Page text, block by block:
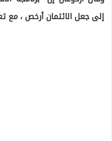
إلى جعل الائتمان أرخص ، مع